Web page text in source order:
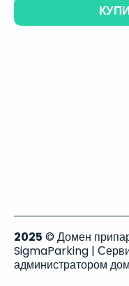
2025 © Домен
SigmaParking |
администратором